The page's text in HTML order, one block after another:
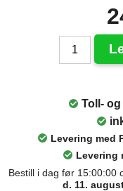
Toll-
Levering med
Levering
Bestill i dag før 15:00:00
d. 11.